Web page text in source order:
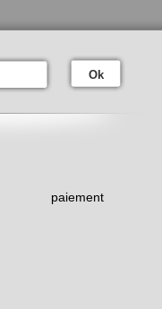
Ok
paiement